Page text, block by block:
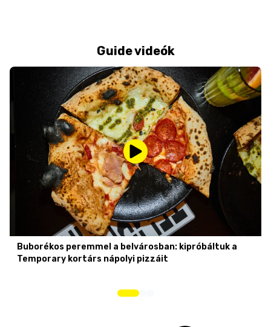
Guide videók
Buborékos peremmel a belvárosban: kipróbáltuk a
Temporary kortárs nápolyi pizzáit